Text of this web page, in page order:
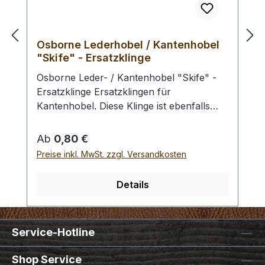
beträgt 72 mm. In diesen Einsatz können
max. 16 Klingen eingesetzt werden. (d.h. 16
werden)
Osborne Lederhobel / Kantenhobel
"Skife" - Ersatzklinge
Osborne Leder- / Kantenhobel "Skife" -
Ersatzklinge Ersatzklingen für
Kantenhobel. Diese Klinge ist ebenfalls
unserem Sortiment. (Riemenschneider,
Kantenhobel, etc.)
Regulärer Preis:
Ab 0,80 €
Preise inkl. MwSt. zzgl. Versandkosten
Details
Service-Hotline
Shop Service